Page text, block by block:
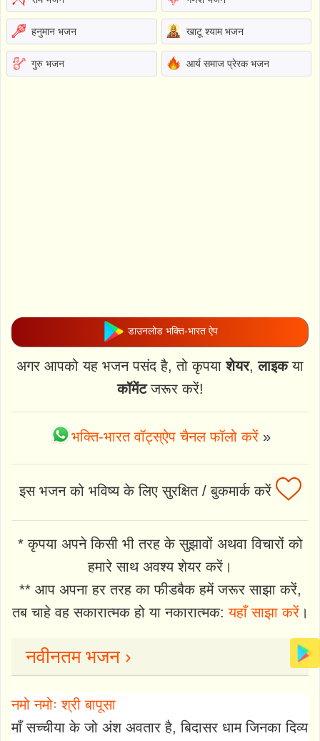
हनुमान भजन खाटू श्याम भजन
गुरु भजन आर्य समाज प्रेरक भजन
डाउनलोड भक्ति-भारत ऐप
अगर आपको यह भजन पसंद है, तो कृपयाशेयर,लाइकया
कॉमेंटजरूर करें!
भक्ति-भारत वॉट्स्ऐप चैनल फॉलो करें»
इस भजन को भविष्य के लिए सुरक्षित / बुकमार्क करें
* कृपया अपने किसी भी तरह के सुझावों अथवा विचारों को
हमारे साथ अवश्य शेयर करें।
** आप अपना हर तरह का फीडबैक हमें जरूर साझा करें,
तब चाहे वह सकारात्मक हो या नकारात्मक:यहाँ साझा करें।
नवीनतम भजन ›
नमो नमोः श्री बापूसा
माँ सच्चीया के जो अंश अवतार है, बिदासर धाम जिनका दिव्य